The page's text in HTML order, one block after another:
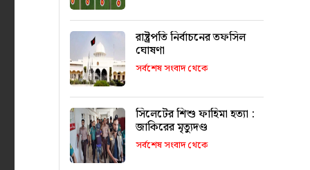
রাষ্ট্রপতি নির্বাচনের তফসিল
ঘোষণা
সর্বশেষ সংবাদ থেকে
সিলেটের শিশু ফাহিমা হত্যা :
জাকিরের মৃত্যুদণ্ড
সর্বশেষ সংবাদ থেকে